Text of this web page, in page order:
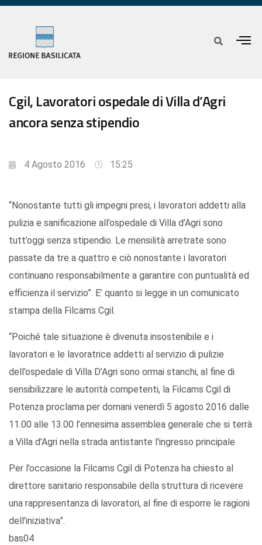
Cgil, Lavoratori ospedale di Villa d’Agri
ancora senza stipendio
4 Agosto 2016 15:25
“Nonostante tutti gli impegni presi, i lavoratori addetti alla
pulizia e sanificazione all’ospedale di Villa d’Agri sono
tutt’oggi senza stipendio. Le mensilità arretrate sono
passate da tre a quattro e ciò nonostante i lavoratori
continuano responsabilmente a garantire con puntualità ed
efficienza il servizio”. E’ quanto si legge in un comunicato
stampa della Filcams Cgil.
“Poiché tale situazione è divenuta insostenibile e i
lavoratori e le lavoratrice addetti al servizio di pulizie
dell’ospedale di Villa D’Agri sono ormai stanchi, al fine di
sensibilizzare le autorità competenti, la Filcams Cgil di
Potenza proclama per domani venerdì 5 agosto 2016 dalle
11.00 alle 13.00 l’ennesima assemblea generale che si terrà
a Villa d'Agri nella strada antistante l'ingresso principale
Per l’occasione la Filcams Cgil di Potenza ha chiesto al
direttore sanitario responsabile della struttura di ricevere
una rappresentanza di lavoratori, al fine di esporre le ragioni
dell’iniziativa”.
bas04